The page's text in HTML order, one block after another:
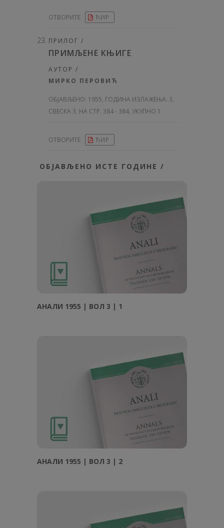
ОТВОРИТЕ ЋИР
ПРИЛОГ /
ПРИМЉЕНЕ КЊИГЕ
АУТОР /
МИРКО ПЕРОВИЋ
ОБЈАВЉЕНО: 1955, ГОДИНА ИЗЛАЖЕЊА: 3,
СВЕСКА 3, НА СТР. 384 - 384, УКУПНО 1
ОТВОРИТЕ ЋИР
ОБЈАВЉЕНО ИСТЕ ГОДИНЕ /
АНAЛИ 1955 | ВОЛ 3 | 1
АНAЛИ 1955 | ВОЛ 3 | 2